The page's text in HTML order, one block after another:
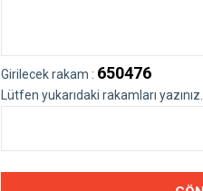
Girilecek rakam : 650476
Lütfen yukarıdaki rakamları yazınız.